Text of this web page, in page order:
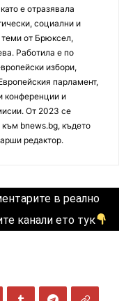
е отразявала
социални и
от Брюксел,
Работила е по
избори,
парламент,
конференции и
От 2023 се
bnews.bg, където
редактор.
в реално
канали ето тук